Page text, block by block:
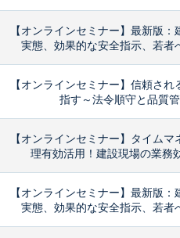
【オンラインセミナー】最新版
実態、効果的な安全指示、若者
【オンラインセミナー】信頼され
指す～法令順守と品質
【オンラインセミナー】タイム
理有効活用！建設現場の業務
【オンラインセミナー】最新版
実態、効果的な安全指示、若者